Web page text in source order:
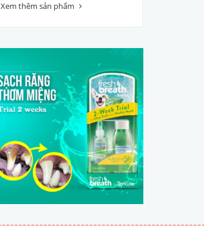
Xem thêm sản phẩm